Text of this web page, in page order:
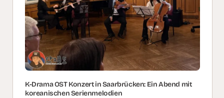
K-Drama OST Konzert in Saarbrücken: Ein Abend mit
koreanischen Serienmelodien